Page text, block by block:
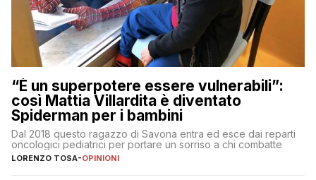
“È un superpotere essere vulnerabili”:
così Mattia Villardita è diventato
Spiderman per i bambini
Dal 2018 questo ragazzo di Savona entra ed esce dai reparti
oncologici pediatrici per portare un sorriso a chi combatte
LORENZO TOSA-OPINIONI